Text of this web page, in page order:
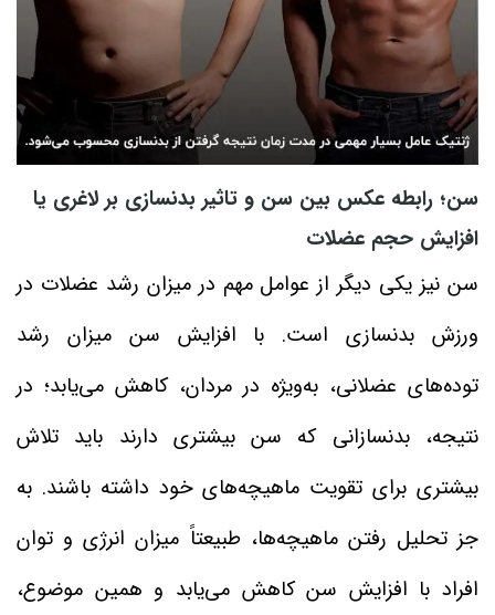
سن؛ رابطه عکس بین سن و تاثیر بدنسازی بر لاغری یا
افزایش حجم عضلات
سن نیز یکی دیگر از عوامل مهم در میزان رشد عضلات در
ورزش بدنسازی است. با افزایش سن میزان رشد
توده‌های عضلانی، به‌ویژه در مردان، کاهش می‌یابد؛ در
نتیجه، بدنسازانی که سن بیشتری دارند باید تلاش
بیشتری برای تقویت ماهیچه‌های خود داشته باشند. به
جز تحلیل رفتن ماهیچه‌ها، طبیعتاً میزان انرژی و توان
افراد با افزایش سن کاهش می‌یابد و همین موضوع،